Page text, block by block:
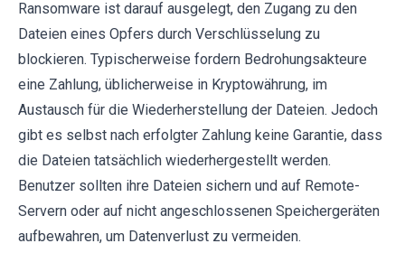
Ransomware ist darauf ausgelegt, den Zugang zu den
Dateien eines Opfers durch Verschlüsselung zu
blockieren. Typischerweise fordern Bedrohungsakteure
eine Zahlung, üblicherweise in Kryptowährung, im
Austausch für die Wiederherstellung der Dateien. Jedoch
gibt es selbst nach erfolgter Zahlung keine Garantie, dass
die Dateien tatsächlich wiederhergestellt werden.
Benutzer sollten ihre Dateien sichern und auf Remote-
Servern oder auf nicht angeschlossenen Speichergeräten
aufbewahren, um Datenverlust zu vermeiden.